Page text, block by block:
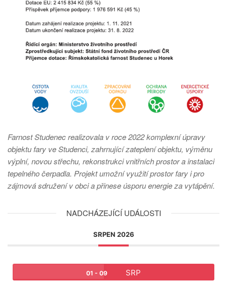
Farnost Studenec realizovala v roce 2022 komplexní úpravy
objektu fary ve Studenci, zahrnující zateplení objektu, výměnu
výplní, novou střechu, rekonstrukci vnitřních prostor a instalaci
tepelného čerpadla. Projekt umožní využití prostor fary i pro
zájmová sdružení v obci a přinese úsporu energie za vytápění.
NADCHÁZEJÍCÍ UDÁLOSTI
SRPEN 2026
01 - 09 SRP